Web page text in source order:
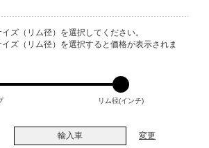
ズ（リム径）を選択してください。
ズ（リム径）を選択すると価格が表示されま
リム径(インチ)
輸入車 変更